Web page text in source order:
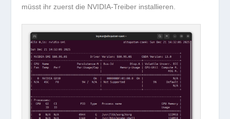
müsst ihr zuerst die NVIDIA-Treiber installieren.